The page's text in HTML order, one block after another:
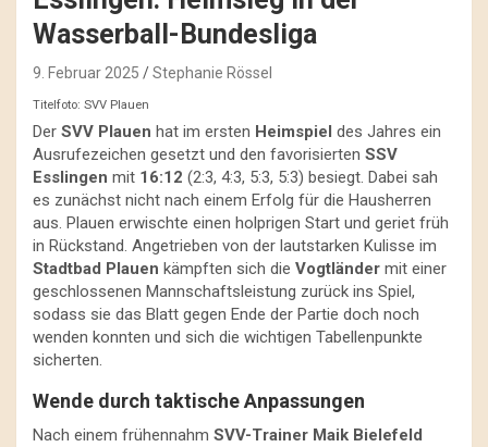
Wasserball-Bundesliga
9. Februar 2025 Stephanie Rössel
Titelfoto: SVV Plauen
Der SVV Plauen hat im ersten Heimspiel des Jahres ein
Ausrufezeichen gesetzt und den favorisierten SSV
Esslingen mit 16:12 (2:3, 4:3, 5:3, 5:3) besiegt. Dabei sah
es zunächst nicht nach einem Erfolg für die Hausherren
aus. Plauen erwischte einen holprigen Start und geriet früh
in Rückstand. Angetrieben von der lautstarken Kulisse im
Stadtbad Plauen kämpften sich die Vogtländer mit einer
geschlossenen Mannschaftsleistung zurück ins Spiel,
sodass sie das Blatt gegen Ende der Partie doch noch
wenden konnten und sich die wichtigen Tabellenpunkte
sicherten.
Wende durch taktische Anpassungen
Nach einem frühennahm SVV-Trainer Maik Bielefeld